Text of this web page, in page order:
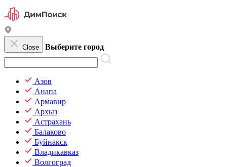
Close Выберите город
Азов
Анапа
Армавир
Архыз
Астрахань
Балаково
Буйнакск
Владикавказ
Волгоград